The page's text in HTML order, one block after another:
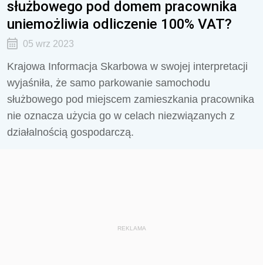
służbowego pod domem pracownika
uniemożliwia odliczenie 100% VAT?
05 wrz 2023
Krajowa Informacja Skarbowa w swojej interpretacji
wyjaśniła, że samo parkowanie samochodu
służbowego pod miejscem zamieszkania pracownika
nie oznacza użycia go w celach niezwiązanych z
działalnością gospodarczą.
REKLAMA